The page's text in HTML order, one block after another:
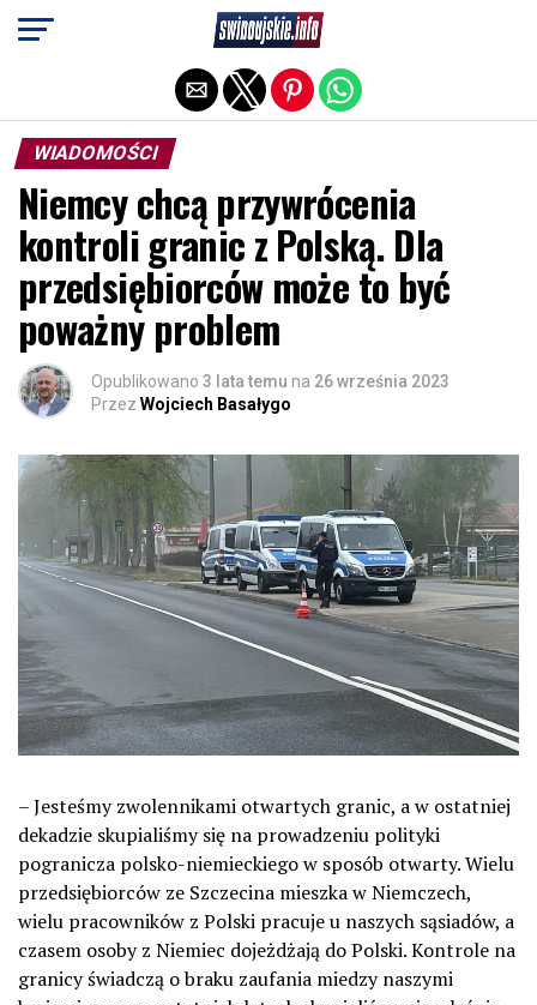
WIADOMOŚCI
Niemcy chcą przywrócenia
kontroli granic z Polską. Dla
przedsiębiorców może to być
poważny problem
Opublikowano 3 lata temu na 26 września 2023
Przez Wojciech Basałygo
– Jesteśmy zwolennikami otwartych granic, a w ostatniej
dekadzie skupialiśmy się na prowadzeniu polityki
pogranicza polsko-niemieckiego w sposób otwarty. Wielu
przedsiębiorców ze Szczecina mieszka w Niemczech,
wielu pracowników z Polski pracuje u naszych sąsiadów, a
czasem osoby z Niemiec dojeżdżają do Polski. Kontrole na
granicy świadczą o braku zaufania miedzy naszymi
Exit mobile version